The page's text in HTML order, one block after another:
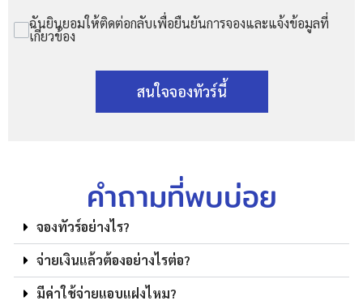
ฉันยินยอมให้ติดต่อกลับเพื่อยืนยันการจองและแจ้งข้อมูลที่
เกี่ยวข้อง
สนใจจองทัวร์นี้
คำถามที่พบบ่อย
จองทัวร์อย่างไร?
จ่ายเงินแล้วต้องอย่างไรต่อ?
มีค่าใช้จ่ายแอบแฝงไหม?